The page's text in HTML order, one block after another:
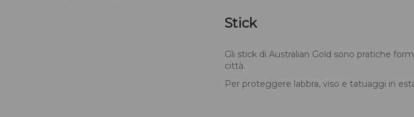
Stick
Gli stick di Australian Gold sono pratiche
città.
Per proteggere labbra, viso e tatuaggi in